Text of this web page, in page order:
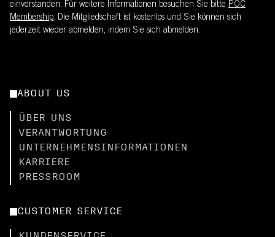
einverstanden. Für weitere Informationen besuchen Sie bitte POC
Membership. Die Mitgliedschaft ist kostenlos und Sie können sich
jederzeit wieder abmelden, indem Sie sich abmelden.
ABOUT US
ÜBER UNS
VERANTWORTUNG
UNTERNEHMENSINFORMATIONEN
KARRIERE
PRESSROOM
CUSTOMER SERVICE